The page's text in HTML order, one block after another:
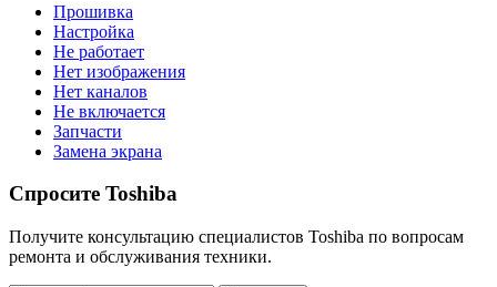
Прошивка
Настройка
Не работает
Нет изображения
Нет каналов
Не включается
Запчасти
Замена экрана
Спросите Toshiba
Получите консультацию специалистов Toshiba по вопросам
ремонта и обслуживания техники.